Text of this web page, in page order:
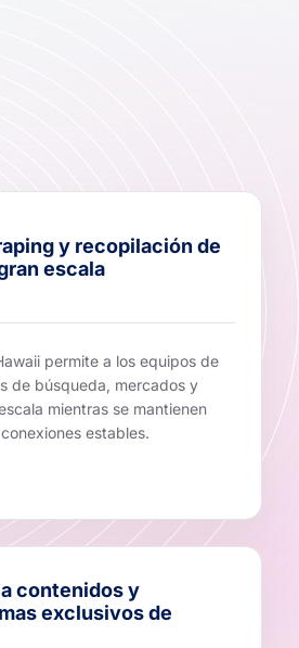
y recopilación de
escala
permite a los equipos de
de búsqueda, mercados y
mientras se mantienen
estables.
contenidos y
exclusivos de